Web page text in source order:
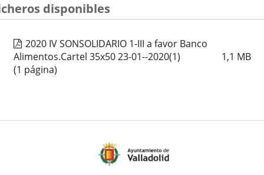
disponibles
2020 IV SONSOLIDARIO 1-III a favor Banco
Alimentos.Cartel 35x50 23-01--2020(1)
1,1 MB
(1 página)